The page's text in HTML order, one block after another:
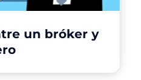
un bróker y